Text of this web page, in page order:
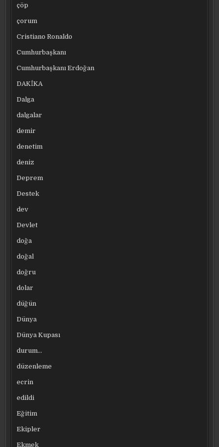
çöp
çorum
Cristiano Ronaldo
Cumhurbaşkanı
Cumhurbaşkanı Erdoğan
DAKİKA
Dalga
dalgalar
demir
denetim
deniz
Deprem
Destek
dev
Devlet
doğa
doğal
doğru
dolar
düğün
Dünya
Dünya Kupası
durum…
düzenleme
ecrin
edildi
Eğitim
Ekipler
Ekmek